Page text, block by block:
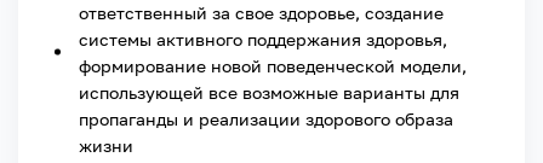
ответственный за свое здоровье, создание
системы активного поддержания здоровья,
формирование новой поведенческой модели,
использующей все возможные варианты для
пропаганды и реализации здорового образа
жизни